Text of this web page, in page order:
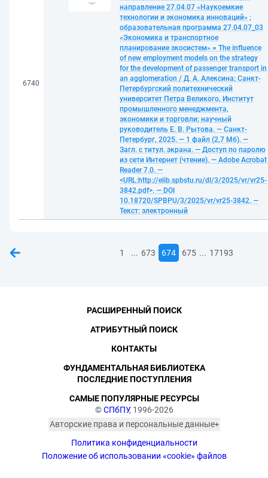
6740
направление 27.04.07 «Наукоемкие
технологии и экономика инноваций» ;
образовательная программа 27.04.07_03
«Экономика и транспортное
планирование экосистем» = The influence
of new employment models on the strategy
for the development of passenger transport in
an agglomeration / Д. А. Алексина; Санкт-
Петербургский политехнический
университет Петра Великого, Институт
промышленного менеджмента,
экономики и торговли; научный
руководитель Е. В. Рытова. — Санкт-
Петербург, 2025. — 1 файл (2,7 Мб). —
Загл. с титул. экрана. — Доступ по паролю
из сети Интернет (чтение). — Adobe Acrobat
Reader 7.0. —
<URL:http://elib.spbstu.ru/dl/3/2025/vr/vr25-
3842.pdf>. — DOI
10.18720/SPBPU/3/2025/vr/vr25-3842. —
Текст: электронный
1 ... 673 674 675 ... 17193
©СПбПУ, 1996-2026
Авторские права и персональные данные
изображённых лиц в соответствии
с требованиями законодательства
Политика конфиденциальности
Положение об использовании «cookie» файлов
РАСШИРЕННЫЙ ПОИСК
АТРИБУТНЫЙ ПОИСК
КОНТАКТЫ
ФУНДАМЕНТАЛЬНАЯ БИБЛИОТЕКА
ПОСЛЕДНИЕ ПОСТУПЛЕНИЯ
САМЫЕ ПОПУЛЯРНЫЕ РЕСУРСЫ